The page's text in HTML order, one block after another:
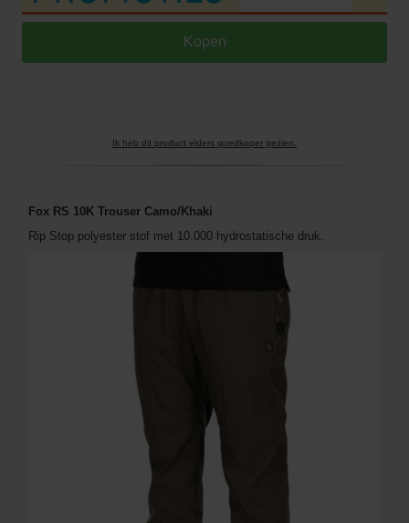
Ik heb dit product elders goedkoper gezien.
Fox RS 10K Trouser Camo/Khaki
Rip Stop polyester stof met 10.000 hydrostatische druk.